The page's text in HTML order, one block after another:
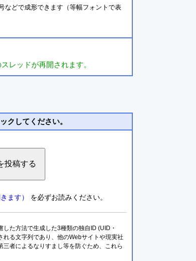
などで成形できます（等幅フォントで表
レッドが再開されます。
クしてください。
ます） を必ずお読みください。
た方法で生成した3種類の独自ID (UID・
る文字列であり、他のWebサイトや現実社
者によるなりすまし等を防ぐため、これら